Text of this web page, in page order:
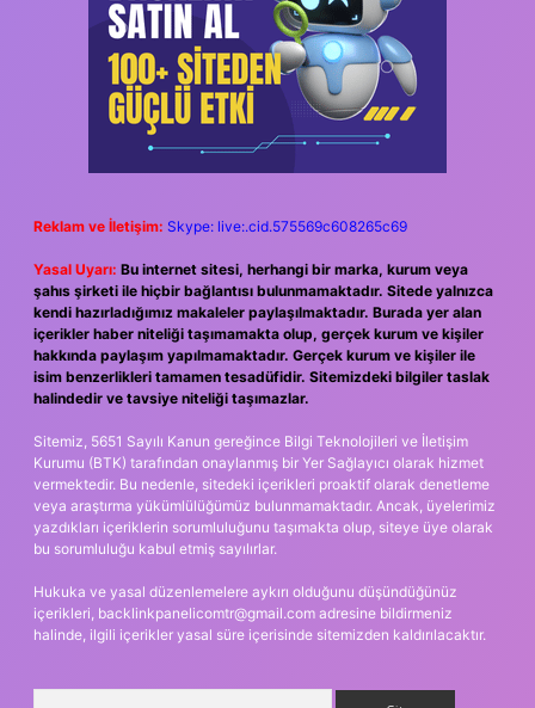
Reklam ve İletişim: Skype: live:.cid.575569c608265c69
Yasal Uyarı: Bu internet sitesi, herhangi bir marka, kurum veya
şahıs şirketi ile hiçbir bağlantısı bulunmamaktadır. Sitede yalnızca
kendi hazırladığımız makaleler paylaşılmaktadır. Burada yer alan
içerikler haber niteliği taşımamakta olup, gerçek kurum ve kişiler
hakkında paylaşım yapılmamaktadır. Gerçek kurum ve kişiler ile
isim benzerlikleri tamamen tesadüfidir. Sitemizdeki bilgiler taslak
halindedir ve tavsiye niteliği taşımazlar.
Sitemiz, 5651 Sayılı Kanun gereğince Bilgi Teknolojileri ve İletişim
Kurumu (BTK) tarafından onaylanmış bir Yer Sağlayıcı olarak hizmet
vermektedir. Bu nedenle, sitedeki içerikleri proaktif olarak denetleme
veya araştırma yükümlülüğümüz bulunmamaktadır. Ancak, üyelerimiz
yazdıkları içeriklerin sorumluluğunu taşımakta olup, siteye üye olarak
bu sorumluluğu kabul etmiş sayılırlar.
Hukuka ve yasal düzenlemelere aykırı olduğunu düşündüğünüz
içerikleri, backlinkpanelicomtr@gmail.com adresine bildirmeniz
halinde, ilgili içerikler yasal süre içerisinde sitemizden kaldırılacaktır.